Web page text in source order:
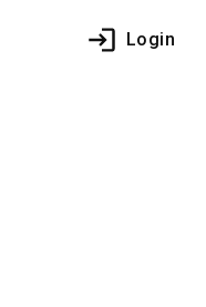
Login